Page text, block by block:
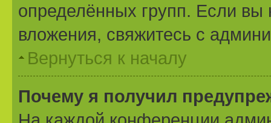
определённых групп. Если вы
вложения, свяжитесь с
Вернуться к началу
Почему я получил